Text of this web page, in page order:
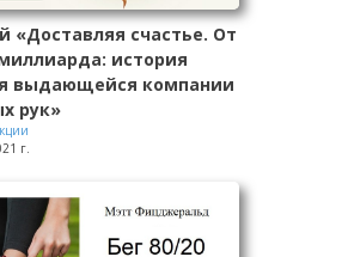
«Доставляя счастье. От
история
выдающейся компании
рук»
г.